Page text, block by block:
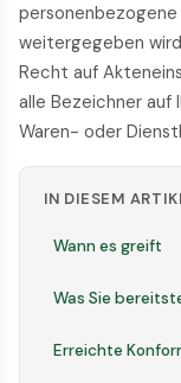
weitergegeben
Recht auf
alle Bezeichner auf
Waren- oder
IN DIESEM
Wann es greift
Was Sie
Erreichte